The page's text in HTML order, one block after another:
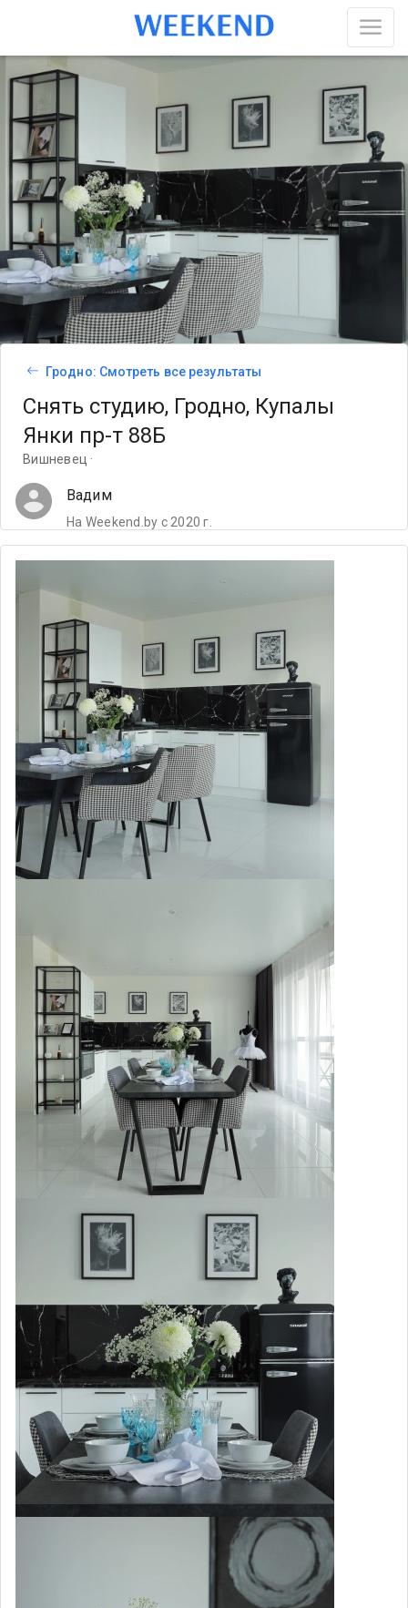
Гродно: Смотреть все результаты
Снять студию, Гродно, Купалы
Янки пр-т 88Б
Вишневец ·
Вадим
На Weekend.by с 2020 г.